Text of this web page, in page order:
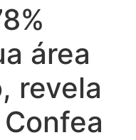
área
revela